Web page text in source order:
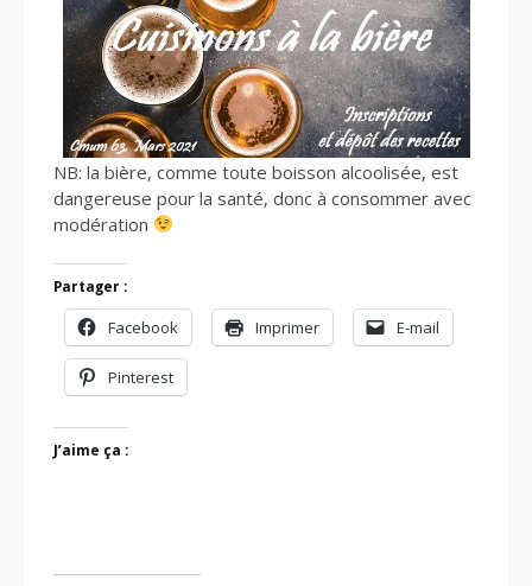
NB: la bière, comme toute boisson alcoolisée, est
dangereuse pour la santé, donc à consommer avec
modération
Partager :
Facebook Imprimer E-mail
Pinterest
J’aime ça :